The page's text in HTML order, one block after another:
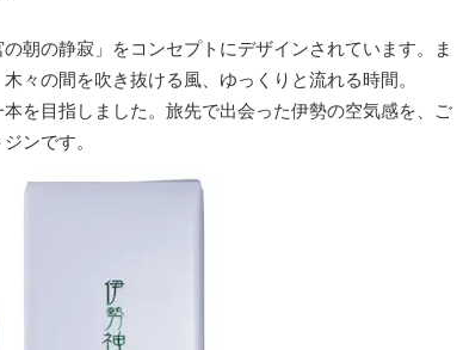
朝の静寂」をコンセプトにデザインされています。ま
々の間を吹き抜ける風、ゆっくりと流れる時間。
を目指しました。旅先で出会った伊勢の空気感を、ご
ンです。